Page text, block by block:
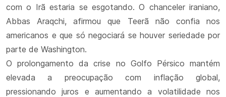
com o Irã estaria se esgotando. O chanceler iraniano,
Abbas Araqchi, afirmou que Teerã não confia nos
americanos e que só negociará se houver seriedade por
parte de Washington.
O prolongamento da crise no Golfo Pérsico mantém
elevada a preocupação com inflação global,
pressionando juros e aumentando a volatilidade nos